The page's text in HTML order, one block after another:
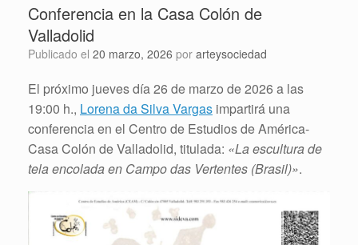
Conferencia en la Casa Colón de
Valladolid
Publicado el 20 marzo, 2026 por arteysociedad
El próximo jueves día 26 de marzo de 2026 a las
19:00 h., Lorena da Silva Vargas impartirá una
conferencia en el Centro de Estudios de América-
Casa Colón de Valladolid, titulada: «La escultura de
tela encolada en Campo das Vertentes (Brasil)».